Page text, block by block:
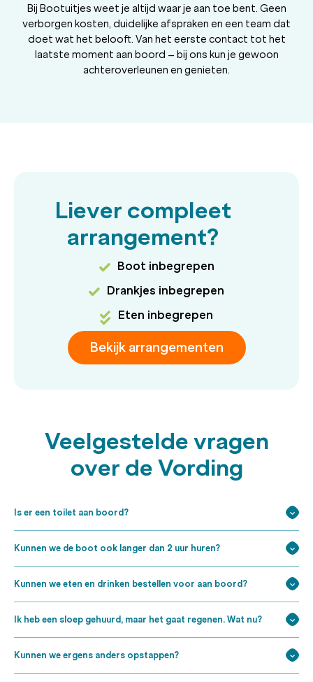
Bij Bootuitjes weet je altijd waar je aan toe bent. Geen
verborgen kosten, duidelijke afspraken en een team dat
doet wat het belooft. Van het eerste contact tot het
laatste moment aan boord – bij ons kun je gewoon
achteroverleunen en genieten.
Liever compleet
arrangement?
Boot inbegrepen
Drankjes inbegrepen
Eten inbegrepen
Bekijk arrangementen
Veelgestelde vragen
over de Vording
Is er een toilet aan boord?
Kunnen we de boot ook langer dan 2 uur huren?
Kunnen we eten en drinken bestellen voor aan boord?
Ik heb een sloep gehuurd, maar het gaat regenen. Wat nu?
Kunnen we ergens anders opstappen?